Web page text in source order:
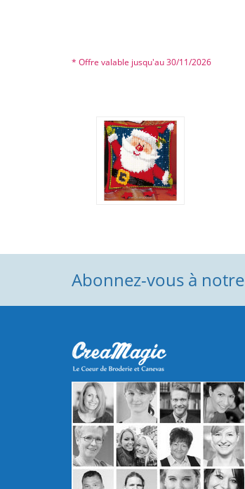
* Offre valable jusqu'au 30/11/2026
Abonnez-vous à notre